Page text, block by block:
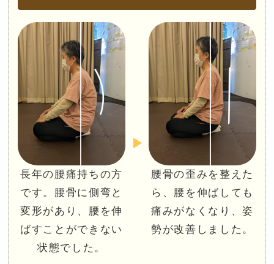
長年の腰痛持ちの方
です。腰骨に側弯と
変形があり、腰を伸
ばすことができない
状態でした。
腰骨の歪みを整えた
ら、腰を伸ばしても
痛みがなくなり、姿
勢が改善しました。